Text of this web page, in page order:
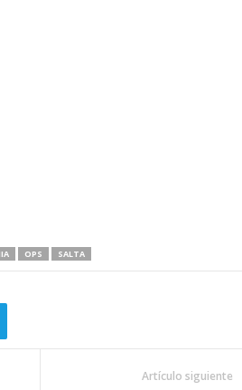
OPS SALTA
Artículo siguiente